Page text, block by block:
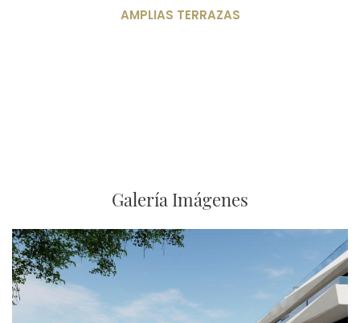
AMPLIAS TERRAZAS
Galería Imágenes
Imagen